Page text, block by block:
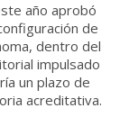
año aprobó
de
dentro del
impulsado
un plazo de
acreditativa.